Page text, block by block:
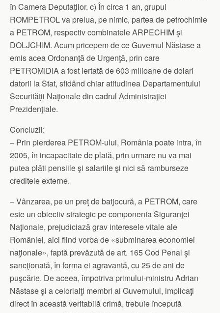
în Camera Deputaţilor. c) În circa 1 an, grupul
ROMPETROL va prelua, pe nimic, partea de petrochimie
a PETROM, respectiv combinatele ARPECHIM şi
DOLJCHIM. Acum pricepem de ce Guvernul Năstase a
emis acea Ordonanţă de Urgenţă, prin care
PETROMIDIA a fost iertată de 603 milioane de dolari
datorii la Stat, sfidând chiar atitudinea Departamentului
Securităţii Naţionale din cadrul Administraţiei
Prezidenţiale.
Concluzii:
– Prin pierderea PETROM-ului, România poate intra, în
2005, în incapacitate de plată, prin urmare nu va mai
putea plăti pensiile şi salariile şi nici să ramburseze
creditele externe.
– Vânzarea, pe un preţ de batjocură, a PETROM, care
este un obiectiv strategic pe componenta Siguranţei
Naţionale, prejudiciază grav interesele vitale ale
României, aici fiind vorba de «subminarea economiei
naţionale», faptă prevăzută de art. 165 Cod Penal şi
sancţionată, în forma ei agravantă, cu 25 de ani de
puşcărie. De aceea, împotriva primului-ministru Adrian
Năstase şi a celorlalţi membri ai Guvernului, implicaţi
direct în această veritabilă crimă, trebuie începută